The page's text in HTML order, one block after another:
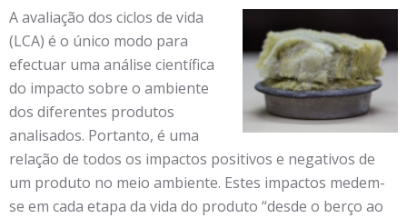
A avaliação dos ciclos de vida
(LCA) é o único modo para
efectuar uma análise científica
do impacto sobre o ambiente
dos diferentes produtos
analisados. Portanto, é uma
relação de todos os impactos positivos e negativos de
um produto no meio ambiente. Estes impactos medem-
se em cada etapa da vida do produto “desde o berço ao